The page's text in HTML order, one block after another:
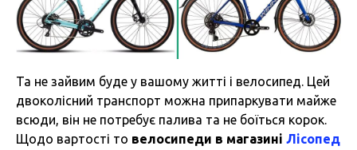
Та не зайвим буде у вашому житті і велосипед. Цей
двоколісний транспорт можна припаркувати майже
всюди, він не потребує палива та не боїться корок.
Щодо вартості то велосипеди в магазині Лісопед